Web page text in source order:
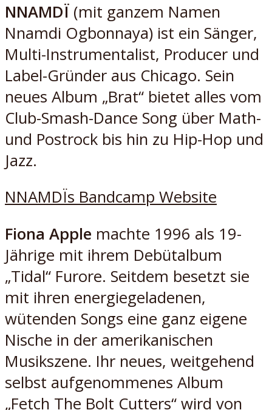
NNAMDÏ (mit ganzem Namen
Nnamdi Ogbonnaya) ist ein Sänger,
Multi-Instrumentalist, Producer und
Label-Gründer aus Chicago. Sein
neues Album „Brat“ bietet alles vom
Club-Smash-Dance Song über Math-
und Postrock bis hin zu Hip-Hop und
Jazz.
NNAMDÏs Bandcamp Website
Fiona Apple machte 1996 als 19-
Jährige mit ihrem Debütalbum
„Tidal“ Furore. Seitdem besetzt sie
mit ihren energiegeladenen,
wütenden Songs eine ganz eigene
Nische in der amerikanischen
Musikszene. Ihr neues, weitgehend
selbst aufgenommenes Album
„Fetch The Bolt Cutters“ wird von